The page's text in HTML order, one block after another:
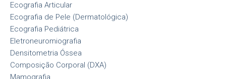
Ecografia Articular
Ecografia de Pele (Dermatológica)
Ecografia Pediátrica
Eletroneuromiografia
Densitometria Óssea
Composição Corporal (DXA)
Mamografia